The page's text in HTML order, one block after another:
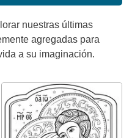
nuestras últimas
agregadas para
a su imaginación.